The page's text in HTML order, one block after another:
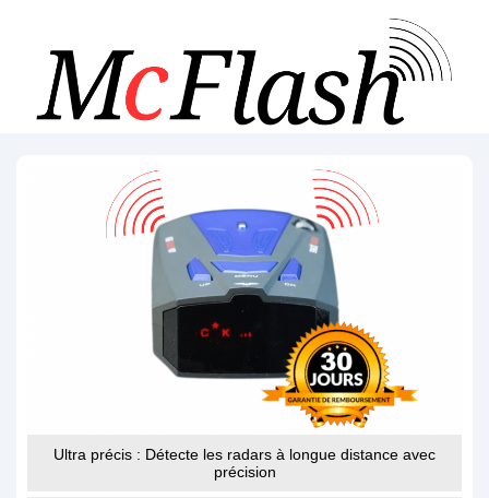
Ultra précis : Détecte les radars à longue distance avec
précision